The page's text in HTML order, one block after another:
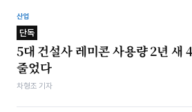
산업
단독
5대 건설사 레미콘 사용량 2년 새
줄었다
차형조 기자